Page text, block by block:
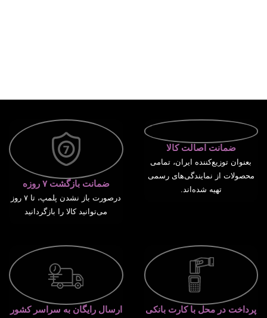
ضمانت اصالت کالا
بعنوان توزیع‌کننده ایران، تمامی
محصولات از نمایندگی‌های رسمی
تهیه شده‌اند.
ضمانت بازگشت ۷ روزه
درصورت باز نشدن پلمپ، تا ۷ روز
می‌توانید کالا را بازگردانید
پرداخت در محل با کارت بانکی ارسال رایگان به سراسر کشور